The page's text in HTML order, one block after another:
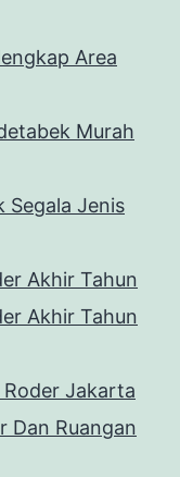
Area
Murah
Segala Jenis
Akhir Tahun
Akhir Tahun
Roder Jakarta
Dan Ruangan